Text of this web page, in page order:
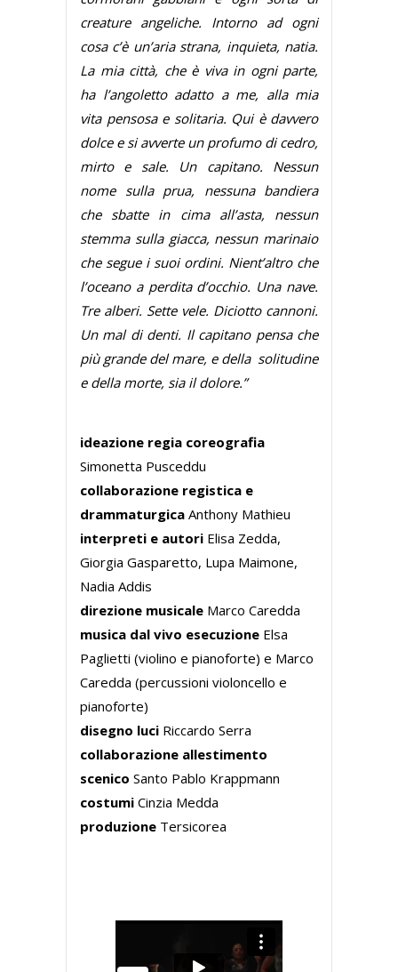
creature angeliche. Intorno ad ogni
cosa c’è un’aria strana, inquieta, natia.
La mia città, che è viva in ogni parte,
ha l’angoletto adatto a me, alla mia
vita pensosa e solitaria. Qui è davvero
dolce e si avverte un profumo di cedro,
mirto e sale. Un capitano. Nessun
nome sulla prua, nessuna bandiera
che sbatte in cima all’asta, nessun
stemma sulla giacca, nessun marinaio
che segue i suoi ordini. Nient’altro che
l’oceano a perdita d’occhio. Una nave.
Tre alberi. Sette vele. Diciotto cannoni.
Un mal di denti. Il capitano pensa che
più grande del mare, e della solitudine
e della morte, sia il dolore.”
ideazione regia coreografia
Simonetta Pusceddu
collaborazione registica e
drammaturgica Anthony Mathieu
interpreti e autori Elisa Zedda,
Giorgia Gasparetto, Lupa Maimone,
Nadia Addis
direzione musicale Marco Caredda
musica dal vivo esecuzione Elsa
Paglietti (violino e pianoforte) e Marco
Caredda (percussioni violoncello e
pianoforte)
disegno luci Riccardo Serra
collaborazione allestimento
scenico Santo Pablo Krappmann
costumi Cinzia Medda
produzione Tersicorea